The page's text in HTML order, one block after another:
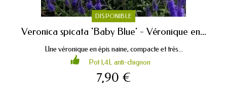
DISPONIBLE
Veronica spicata 'Baby Blue' - Véronique en...
Une véronique en épis naine, compacte et très...
Pot 1,4L anti-chignon
7,90 €